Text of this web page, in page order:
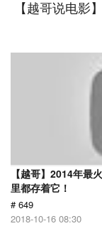
【越哥说电影】
【越哥】2014年最
里都存着它！
# 649
2018-10-16 08:30